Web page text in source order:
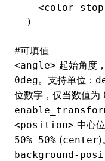
<color-
)
#可填值
<angle> 起始角度
0deg。支持单位：
位数字，仅当数值为
<position> 中心
50% 50% (center)
background-